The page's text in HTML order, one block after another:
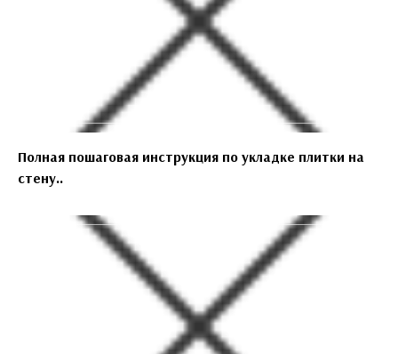
Полная пошаговая инструкция по укладке плитки на
стену..